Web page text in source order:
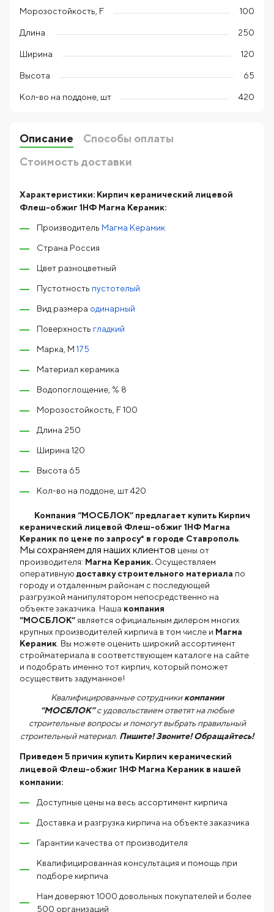
Морозостойкость, F 100
Длина 250
Ширина 120
Высота 65
Кол-во на поддоне, шт 420
Описание
Способы оплаты
Стоимость доставки
Характеристики: Кирпич керамический лицевой
Флеш-обжиг 1НФ Магма Керамик:
Производитель Магма Керамик
Страна Россия
Цвет разноцветный
Пустотность пустотелый
Вид размера одинарный
Поверхность гладкий
Марка, М 175
Материал керамика
Водопоглощение, % 8
Морозостойкость, F 100
Длина 250
Ширина 120
Высота 65
Кол-во на поддоне, шт 420
Компания “МОСБЛОК” предлагает купить Кирпич
керамический лицевой Флеш-обжиг 1НФ Магма
Керамик по цене по запросу* в городе Ставрополь.
Мы сохраняем для наших клиентов цены от
производителя: Магма Керамик. Осуществляем
оперативную доставку строительного материала по
городу и отдаленным районам с последующей
разгрузкой манипулятором непосредственно на
объекте заказчика. Наша компания
“МОСБЛОК” является официальным дилером многих
крупных производителей кирпича в том числе и Магма
Керамик. Вы можете оценить широкий ассортимент
стройматериала в соответствующем каталоге на сайте
и подобрать именно тот кирпич, который поможет
осуществить задуманное!
Квалифицированные сотрудникикомпании
“МОСБЛОК”с удовольствием ответят на любые
строительные вопросы и помогут выбрать правильный
строительный материал. Пишите! Звоните! Обращайтесь!
Приведем 5 причин купить Кирпич керамический
лицевой Флеш-обжиг 1НФ Магма Керамик в нашей
компании:
Доступные цены на весь ассортимент кирпича
Доставка и разгрузка кирпича на объекте заказчика
Гарантии качества от производителя
Квалифицированная консультация и помощь при
подборе кирпича
Нам доверяют 1000 довольных покупателей и более
500 организаций